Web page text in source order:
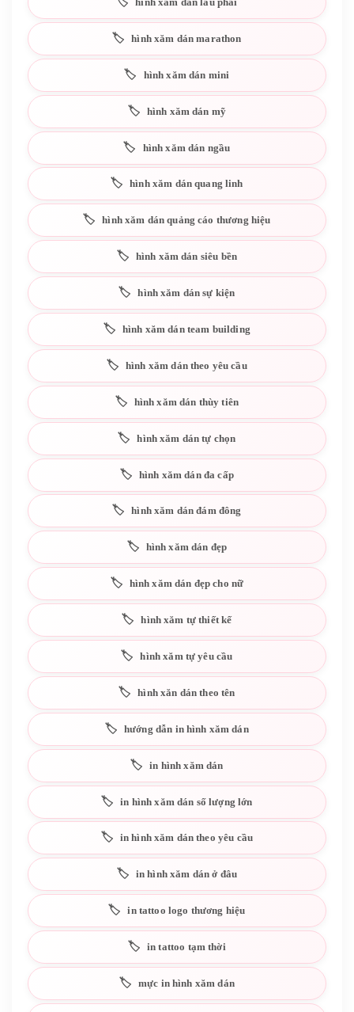
hình xăm dán marathon
hình xăm dán mini
hình xăm dán mỹ
hình xăm dán ngầu
hình xăm dán quang linh
hình xăm dán quảng cáo thương hiệu
hình xăm dán siêu bền
hình xăm dán sự kiện
hình xăm dán team building
hình xăm dán theo yêu cầu
hình xăm dán thùy tiên
hình xăm dán tự chọn
hình xăm dán đa cấp
hình xăm dán đám đông
hình xăm dán đẹp
hình xăm dán đẹp cho nữ
hình xăm tự thiết kế
hình xăm tự yêu cầu
hình xăn dán theo tên
hướng dẫn in hình xăm dán
in hình xăm dán
in hình xăm dán số lượng lớn
in hình xăm dán theo yêu cầu
in hình xăm dán ở đâu
in tattoo logo thương hiệu
in tattoo tạm thời
mực in hình xăm dán